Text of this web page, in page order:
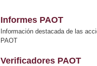
Informes PAOT
Información destacada de las
PAOT
Verificadores PAOT